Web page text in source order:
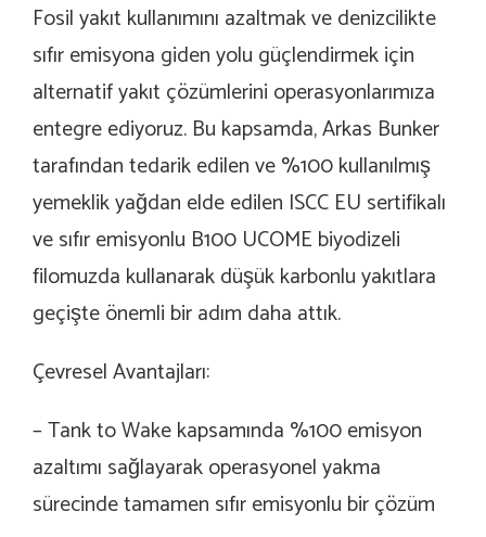
Fosil yakıt kullanımını azaltmak ve denizcilikte
sıfır emisyona giden yolu güçlendirmek için
alternatif yakıt çözümlerini operasyonlarımıza
entegre ediyoruz. Bu kapsamda, Arkas Bunker
tarafından tedarik edilen ve %100 kullanılmış
yemeklik yağdan elde edilen ISCC EU sertifikalı
ve sıfır emisyonlu B100 UCOME biyodizeli
filomuzda kullanarak düşük karbonlu yakıtlara
geçişte önemli bir adım daha attık.
Çevresel Avantajları:
– Tank to Wake kapsamında %100 emisyon
azaltımı sağlayarak operasyonel yakma
sürecinde tamamen sıfır emisyonlu bir çözüm